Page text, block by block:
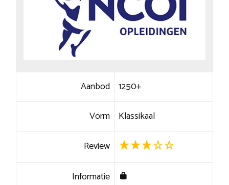
Aanbod 1250+
Vorm Klassikaal
Review
Informatie